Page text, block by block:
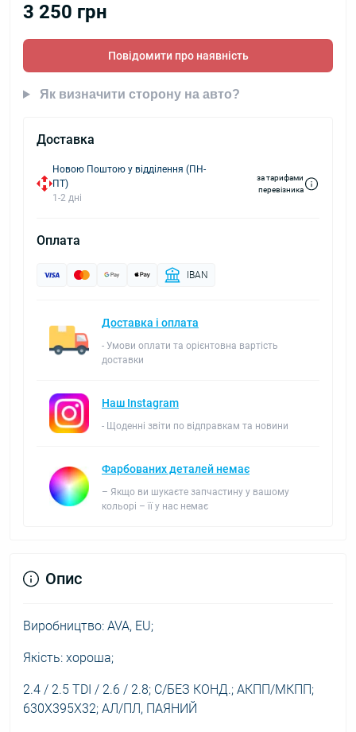
3 250 грн
Повідомити про наявність
Як визначити сторону на авто?
Доставка
Новою Поштою у відділення (ПН-
ПТ)
1-2 дні
за тарифами
перевізника
Оплата
IBAN
Доставка і оплата
- Умови оплати та орієнтовна вартість
доставки
Наш Instagram
- Щоденні звіти по відправкам та новини
Фарбованих деталей немає
– Якщо ви шукаєте запчастину у вашому
кольорі – її у нас немає
Опис
Виробництво: AVA, EU;
Якість: хороша;
2.4 / 2.5 TDI / 2.6 / 2.8; С/БЕЗ КОНД.; АКПП/МКПП;
630X395X32; АЛ/ПЛ, ПАЯНИЙ